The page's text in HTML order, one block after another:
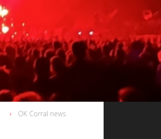
OK Corral news